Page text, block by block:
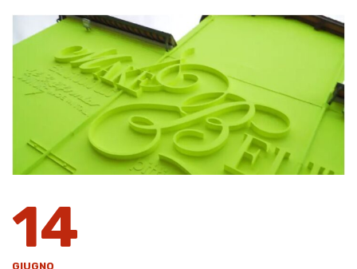
14
GIUGNO